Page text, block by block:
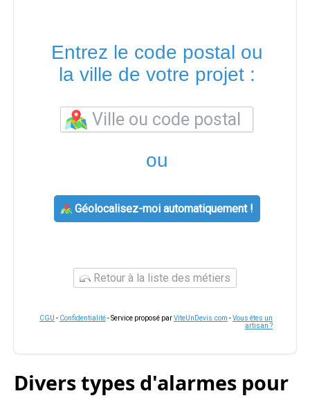
Entrez le code postal ou
la ville de votre projet :
ou
Géolocalisez-moi automatiquement !
Retour à la liste des métiers
CGU - Confidentialité- Service proposé parViteUnDevis.com -Vous êtes un
artisan ?
Divers types d'alarmes pour